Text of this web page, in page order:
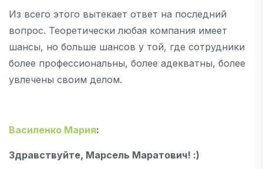
Из всего этого вытекает ответ на последний
вопрос. Теоретически любая компания имеет
шансы, но больше шансов у той, где сотрудники
более профессиональны, более адекватны, более
увлечены своим делом.
Василенко Мария:
Здравствуйте, Марсель Маратович! :)